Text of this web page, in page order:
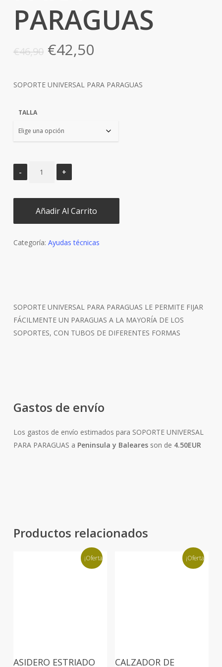
PARAGUAS
€46,90 El
precio
original
era:
€42,50El
actual
es:
SOPORTE UNIVERSAL PARA PARAGUAS
TALLA
Añadir Al Carrito
Categoría: Ayudas técnicas
SOPORTE UNIVERSAL PARA PARAGUAS LE PERMITE FIJAR
FÁCILMENTE UN PARAGUAS A LA MAYORÍA DE LOS
SOPORTES, CON TUBOS DE DIFERENTES FORMAS
Gastos de envío
Los gastos de envío estimados para SOPORTE UNIVERSAL
PARA PARAGUAS a Peninsula y Balearesson de 4.50EUR
Productos relacionados
¡Oferta!
ASIDERO ESTRIADO
¡Oferta!
CALZADOR DE